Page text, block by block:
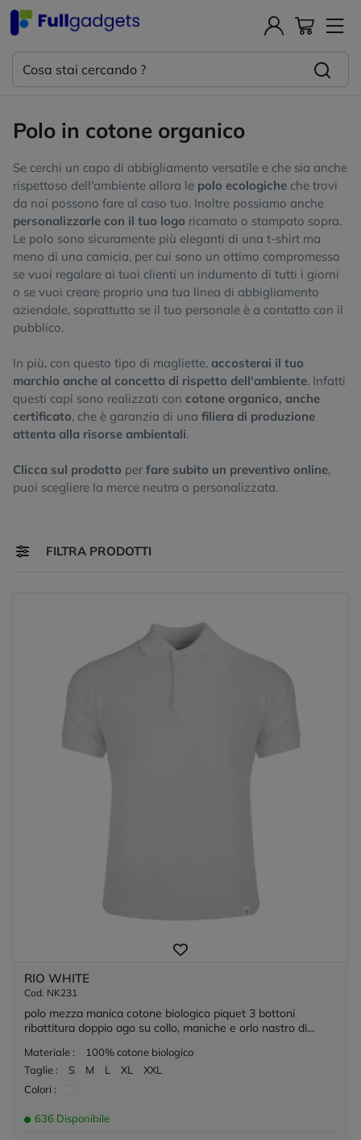
Polo in cotone organico
Se cerchi un capo di abbigliamento versatile e che sia anche
rispettoso dell'ambiente allora le polo ecologiche che trovi
da noi possono fare al caso tuo. Inoltre possiamo anche
personalizzarle con il tuo logo ricamato o stampato sopra.
Le polo sono sicuramente più eleganti di una t-shirt ma
meno di una camicia, per cui sono un ottimo compromesso
se vuoi regalare ai tuoi clienti un indumento di tutti i giorni
o se vuoi creare proprio una tua linea di abbigliamento
aziendale, soprattutto se il tuo personale è a contatto con il
pubblico.
In più, con questo tipo di magliette, accosterai il tuo
marchio anche al concetto di rispetto dell'ambiente. Infatti
questi capi sono realizzati con cotone organico, anche
certificato, che è garanzia di una filiera di produzione
attenta alla risorse ambientali.
Clicca sul prodotto per fare subito un preventivo online,
puoi scegliere la merce neutra o personalizzata.
Toggle navigation
FILTRA PRODOTTI
RIO WHITE
Cod. NK231
polo mezza manica cotone biologico piquet 3 bottoni
ribattitura doppio ago su collo, maniche e orlo nastro di...
Materiale :
100% cotone biologico
Taglie :
S M L XL
XXL
Colori :
636 Disponibile